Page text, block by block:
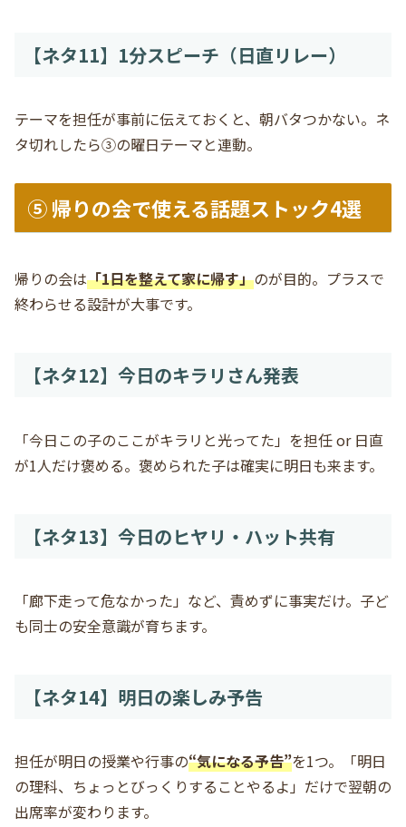
【ネタ11】1分スピーチ（日直リレー）
テーマを担任が事前に伝えておくと、朝バタつかない。ネ
タ切れしたら③の曜日テーマと連動。
⑤ 帰りの会で使える話題ストック4選
帰りの会は「1日を整えて家に帰す」のが目的。プラスで
終わらせる設計が大事です。
【ネタ12】今日のキラリさん発表
「今日この子のここがキラリと光ってた」を担任 or 日直
が1人だけ褒める。褒められた子は確実に明日も来ます。
【ネタ13】今日のヒヤリ・ハット共有
「廊下走って危なかった」など、責めずに事実だけ。子ど
も同士の安全意識が育ちます。
【ネタ14】明日の楽しみ予告
担任が明日の授業や行事の“気になる予告”を1つ。「明日
の理科、ちょっとびっくりすることやるよ」だけで翌朝の
出席率が変わります。